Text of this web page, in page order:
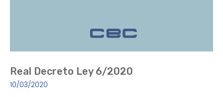
Real Decreto Ley 6/2020
10/03/2020